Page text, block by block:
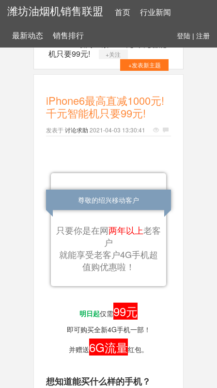
潍坊油烟机销售联盟 首页 行业新闻
最新动态 销售排行 登陆 | 注册
机只要99元!
+关注
+发表新主题
iPhone6最高直减1000元!
千元智能机只要99元!
发表于讨论求助 2021-04-03 13:30:41
尊敬的绍兴移动客户
只要你是在网两年以上老客
户
就能享受老客户4G手机超
值购优惠啦！
明日起仅需99元
即可购买全新4G手机一部！
并赠送6G流量红包。
想知道能买什么样的手机？